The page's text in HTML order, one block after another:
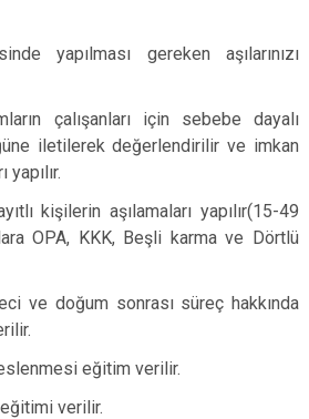
yapılması gereken aşılarınızı
çalışanları için sebebe dayalı
iletilerek değerlendirilir ve imkan
kişilerin aşılamaları yapılır(15-49
OPA, KKK, Beşli karma ve Dörtlü
ve doğum sonrası süreç hakkında
eğitim verilir.
verilir.